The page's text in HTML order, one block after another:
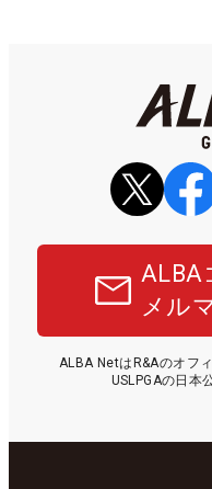
ALBA
メル
ALBA NetはR&Aのオフ
USLPGAの日本